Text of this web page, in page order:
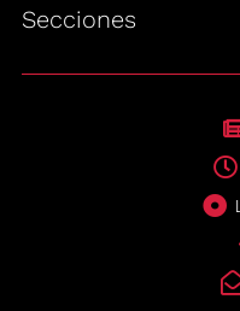
Secciones